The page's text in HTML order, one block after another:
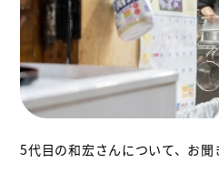
5代目の和宏さんについて、お聞